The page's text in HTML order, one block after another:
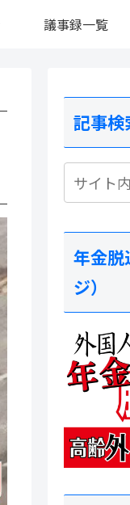
議事録一覧
記事検
年金脱
ジ）